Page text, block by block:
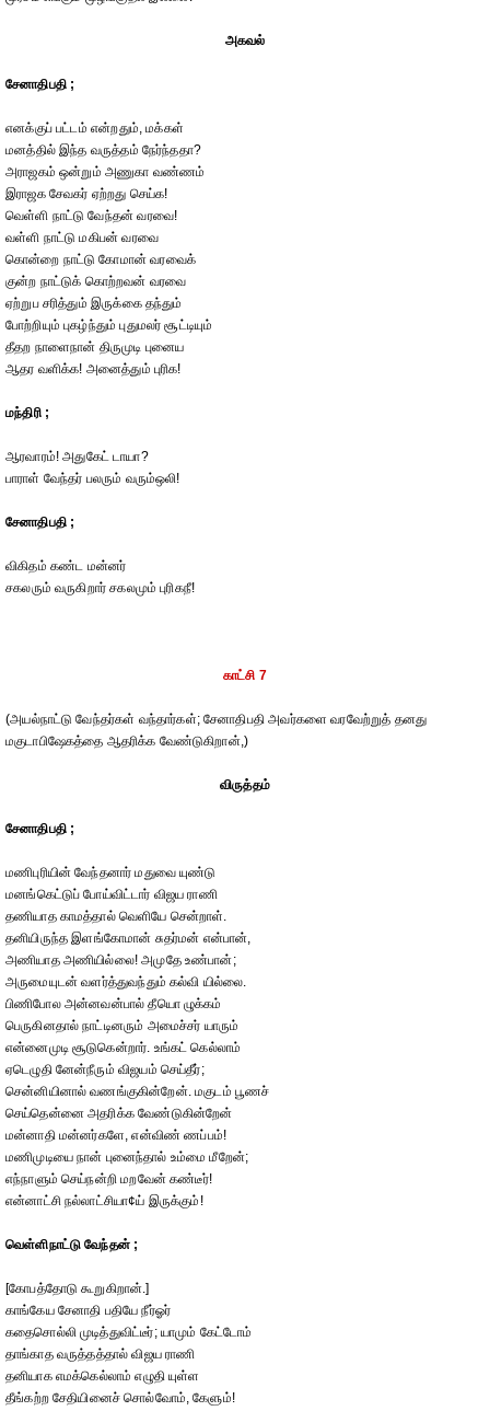
அகவல்
சேனாதிபதி ;
எனக்குப் பட்டம் என்றதும், மக்கள்
மனத்தில் இந்த வருத்தம் நேர்ந்ததா?
அராஜகம் ஒன்றும் அணுகா வண்ணம்
இராஜக சேவகர் ஏற்றது செய்க!
வெள்ளி நாட்டு வேந்தன் வரவை!
வள்ளி நாட்டு மகிபன் வரவை
கொன்றை நாட்டு கோமான் வரவைக்
குன்ற நாட்டுக் கொற்றவன் வரவை
ஏற்றுப சரித்தும் இருக்கை தந்தும்
போற்றியும் புகழ்ந்தும் புதுமலர் சூட்டியும்
தீதற நாளைநான் திருமுடி புனைய
ஆதர வளிக்க! அனைத்தும் புரிக!
மந்திரி ;
ஆரவாரம்! அதுகேட் டாயா?
பாராள் வேந்தர் பலரும் வரும்ஒலி!
சேனாதிபதி ;
விகிதம் கண்ட மன்னர்
சகலரும் வருகிறார் சகலமும் புரிகநீ!
காட்சி 7
(அயல்நாட்டு வேந்தர்கள் வந்தார்கள்; சேனாதிபதி அவர்களை வரவேற்றுத் தனது
மகுடாபிஷேகத்தை ஆதரிக்க வேண்டுகிறான்,)
விருத்தம்
சேனாதிபதி ;
மணிபுரியின் வேந்தனார் மதுவை யுண்டு
மனங்கெட்டுப் போய்விட்டார் விஜய ராணி
தணியாத காமத்தால் வெளியே சென்றாள்.
தனியிருந்த இளங்கோமான் சுதர்மன் என்பான்,
அணியாத அணியில்லை! அமுதே உண்பான்;
அருமையுடன் வளர்த்துவந்தும் கல்வி யில்லை.
பிணிபோல அன்னவன்பால் தீயொ ழுக்கம்
பெருகினதால் நாட்டினரும் அமைச்சர் யாரும்
என்னைமுடி சூடுகென்றார். உங்கட் கெல்லாம்
ஏடெழுதி னேன்நீரும் விஜயம் செய்தீர்;
சென்னியினால் வணங்குகின்றேன். மகுடம் பூணச்
செய்தென்னை அதரிக்க வேண்டுகின்றேன்
மன்னாதி மன்னர்களே, என்விண் ணப்பம்!
மணிமுடியை நான் புனைந்தால் உம்மை மீறேன்;
எந்நாளும் செய்நன்றி மறவேன் கண்டீர்!
என்னாட்சி நல்லாட்சியா¢ய் இருக்கும்!
வெள்ளிநாட்டு வேந்தன் ;
[கோபத்தோடு கூறுகிறான்.]
காங்கேய சேனாதி பதியே நீர்ஓர்
கதைசொல்லி முடித்துவிட்டீர்; யாமும் கேட்டோம்
தாங்காத வருத்தத்தால் விஜய ராணி
தனியாக எமக்கெல்லாம் எழுதி யுள்ள
தீங்கற்ற சேதியினைச் சொல்வோம், கேளும்!